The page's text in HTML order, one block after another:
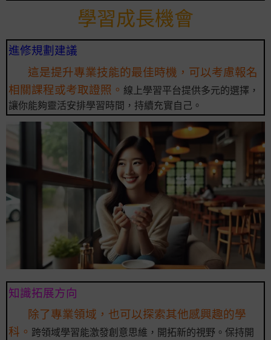
學習成長機會
進修規劃建議
這是提升專業技能的最佳時機，可以考慮報名
相關課程或考取證照。 線上學習平台提供多元的選擇，
讓你能夠靈活安排學習時間，持續充實自己。
知識拓展方向
除了專業領域，也可以探索其他感興趣的學
科。 跨領域學習能激發創意思維，開拓新的視野。保持開